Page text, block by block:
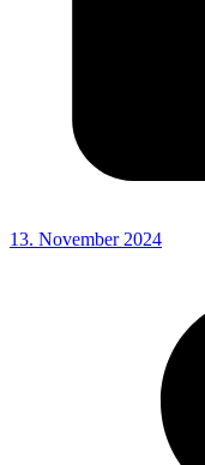
13. November 2024